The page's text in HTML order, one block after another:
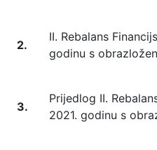
2.
II. Rebalans
godinu s
3.
Prijedlog II.
2021. godinu s